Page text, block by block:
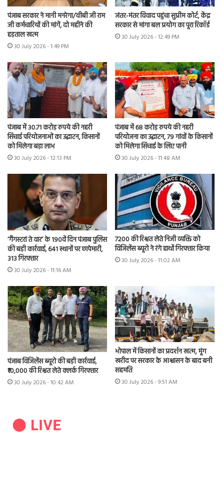
पंजाब सरकार ने मानी मनरेगा/वीबी जी राम
जी कर्मचारियों की मांगें, दो महीने की
हड़ताल खत्म
30 July 2026 - 1:49 PM
जंतर-मंतर विवाद पहुंचा सुप्रीम कोर्ट, केंद्र
सरकार से मांगा बल प्रयोग का पूरा रिकॉर्ड
30 July 2026 - 12:49 PM
पंजाब में 30.71 करोड़ रुपये की नहरी
सिंचाई परियोजनाओं का उद्घाटन, किसानों
को मिलेगा बड़ा लाभ
30 July 2026 - 12:13 PM
पंजाब में 68 करोड़ रुपये की नहरी
परियोजना का उद्घाटन, 79 गांवों के किसानों
को मिलेगा सिंचाई के लिए पानी
30 July 2026 - 11:48 AM
‘गैंगस्टरां ते वार’ के 190वें दिन पंजाब पुलिस
की बड़ी कार्रवाई, 641 स्थानों पर छापेमारी,
313 गिरफ्तार
30 July 2026 - 11:16 AM
7200 की रिश्वत लेते निजी व्यक्ति को
विजिलेंस ब्यूरो ने रंगे हाथों गिरफ्तार किया
30 July 2026 - 11:02 AM
पंजाब विजिलेंस ब्यूरो की बड़ी कार्रवाई,
₹10,000 की रिश्वत लेते क्लर्क गिरफ्तार
30 July 2026 - 10:42 AM
भोपाल में किसानों का प्रदर्शन खत्म, मूंग
खरीद पर सरकार के आश्वासन के बाद बनी
सहमति
30 July 2026 - 9:51 AM